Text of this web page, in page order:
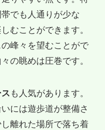
でも人通りが少な
むことができます。
峰々を望むことがで
の眺めは圧巻です。
も人気があります。
には遊歩道が整備さ
離れた場所で落ち着